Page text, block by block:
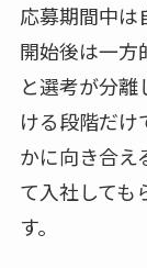
応募期間中は
開始後は一方
と選考が分
ける段階だ
かに向き合え
て入社しても
す。